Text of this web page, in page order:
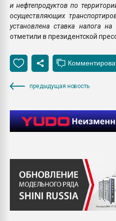
и нефтепродуктов по
осуществляющих
установлена ставка налога
отметили в президентской
предыдущая новость